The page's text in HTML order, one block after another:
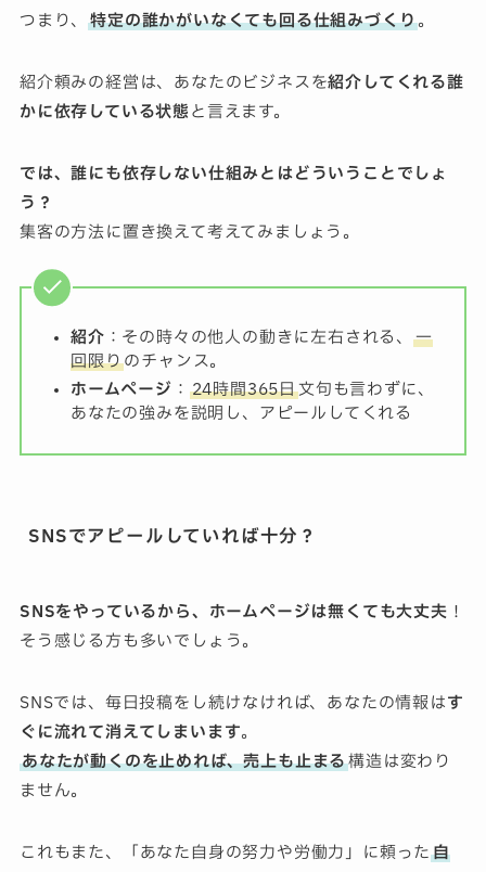
つまり、特定の誰かがいなくても回る仕組みづくり。
紹介頼みの経営は、あなたのビジネスを紹介してくれる誰
かに依存している状態 と言えます。
では、誰にも依存しない仕組みとはどういうことでしょ
う？
集客の方法に置き換えて考えてみましょう。
紹介 ：その時々の他人の動きに左右される、
一
回限りのチャンス。
ホームページ ： 24時間365日文句も言わずに、
あなたの強みを説明し、アピールしてくれる
SNSでアピールしていれば十分？
SNSをやっているから、ホームページは無くても大丈夫 ！
そう感じる方も多いでしょう。
SNSでは、毎日投稿をし続けなければ、あなたの情報は す
ぐに流れて消えてしまいます。
あなたが動くのを止めれば、売上も止まる構造は変わり
ません。
これもまた、「あなた自身の努力や労働力」に頼った自